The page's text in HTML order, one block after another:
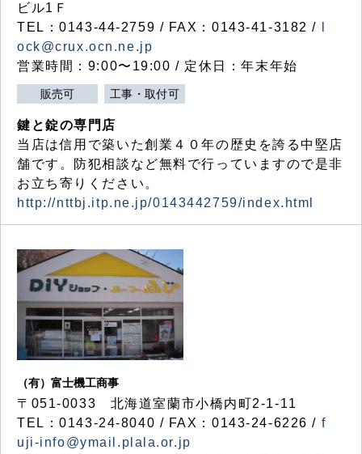
ビル1Ｆ
TEL：0143-44-2759 / FAX：0143-41-3182 /
ock@crux.ocn.ne.jp
営業時間：9:00〜19:00 / 定休日：年末年始
販売可 工事・取付可
鍵と錠の専門店
当店は信用で築いた創業４０年の歴史を誇る中堅店
舗です。防犯相談など無料で行っていますので是非
お立ち寄りください。
http://nttbj.itp.ne.jp/0143442759/index.html
（有）富士機工商事
〒051-0033 北海道室蘭市小橋内町2-1-11
TEL：0143-24-8040 / FAX：0143-24-6226 / f
uji-info@ymail.plala.or.jp